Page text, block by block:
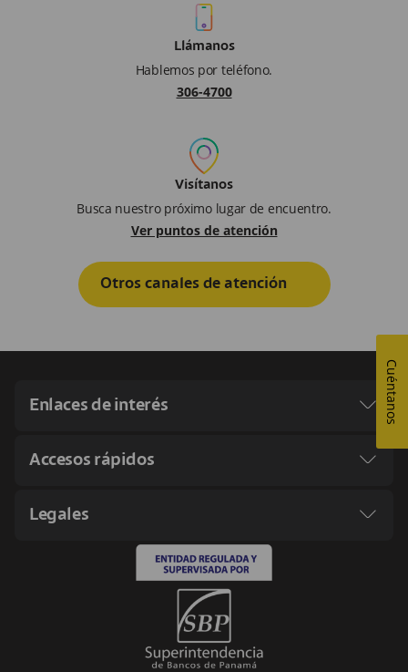
Llámanos
Hablemos por teléfono.
306-4700
Visítanos
Busca nuestro próximo lugar de encuentro.
Ver puntos de atención
Otros canales de atención
Enlaces de interés arrow2-down
Accesos rápidos arrow2-down
Legales arrow2-down
Cuéntanos